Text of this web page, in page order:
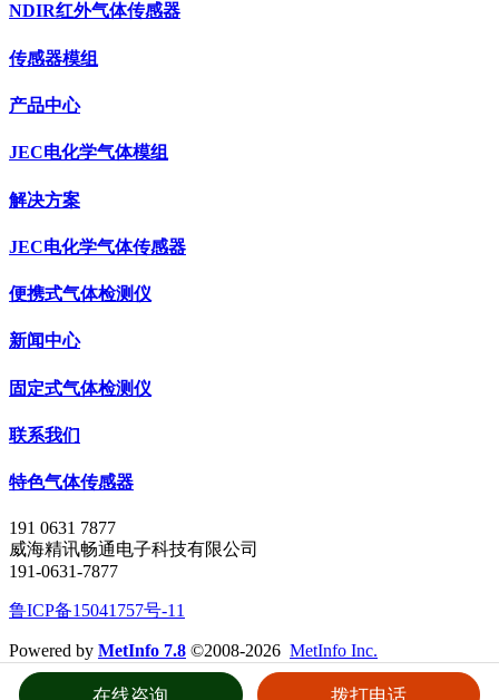
NDIR红外气体传感器
传感器模组
产品中心
JEC电化学气体模组
解决方案
JEC电化学气体传感器
便携式气体检测仪
新闻中心
固定式气体检测仪
联系我们
特色气体传感器
191 0631 7877
威海精讯畅通电子科技有限公司
191-0631-7877
鲁ICP备15041757号-11
Powered by MetInfo 7.8 ©2008-2026 MetInfo Inc.
在线咨询 拨打电话